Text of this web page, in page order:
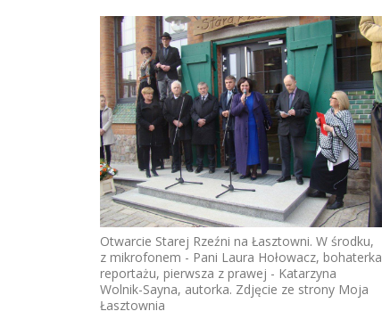
Otwarcie Starej Rzeźni na Łasztowni. W środku,
z mikrofonem - Pani Laura Hołowacz, bohaterka
reportażu, pierwsza z prawej - Katarzyna
Wolnik-Sayna, autorka. Zdjęcie ze strony Moja
Łasztownia